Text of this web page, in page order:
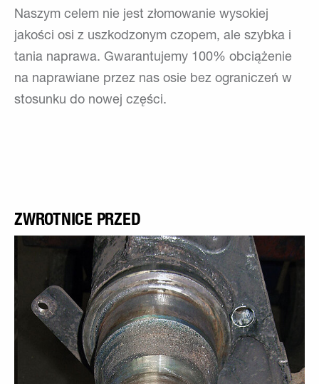
Naszym celem nie jest złomowanie wysokiej
jakości osi z uszkodzonym czopem, ale szybka i
tania naprawa. Gwarantujemy 100% obciążenie
na naprawiane przez nas osie bez ograniczeń w
stosunku do nowej części.
ZWROTNICE PRZED